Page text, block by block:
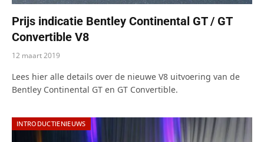
Prijs indicatie Bentley Continental GT / GT
Convertible V8
12 maart 2019
Lees hier alle details over de nieuwe V8 uitvoering van de
Bentley Continental GT en GT Convertible.
INTRODUCTIENIEUWS